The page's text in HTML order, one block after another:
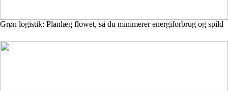
Grøn logistik: Planlæg flowet, så du minimerer energiforbrug og spild